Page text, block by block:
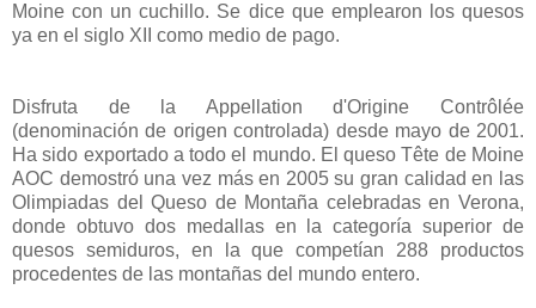
Moine con un cuchillo. Se dice que emplearon los quesos
ya en el siglo XII como medio de pago.
Disfruta de la Appellation d'Origine Contrôlée
(denominación de origen controlada) desde mayo de 2001.
Ha sido exportado a todo el mundo. El queso Tête de Moine
AOC demostró una vez más en 2005 su gran calidad en las
Olimpiadas del Queso de Montaña celebradas en Verona,
donde obtuvo dos medallas en la categoría superior de
quesos semiduros, en la que competían 288 productos
procedentes de las montañas del mundo entero.